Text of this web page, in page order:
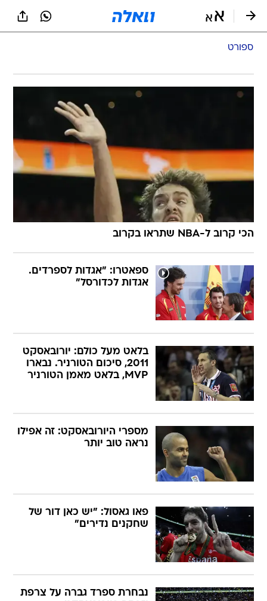
ספורט
הכי קרוב ל-NBA שתראו בקרוב
ספאטרו: "אגדות לספרדים.
אגדות לכדורסל"
בלאט מעל כולם: יורובאסקט
2011, סיכום הטורניר. נבארו
MVP, בלאט מאמן הטורניר
מספרי היורובאסקט: זה אפילו
נראה טוב יותר
פאו גאסול: "יש כאן דור של
שחקנים נדירים"
נבחרת ספרד גברה על צרפת